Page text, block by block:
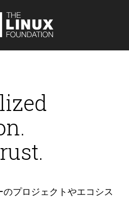
プロジェクトやエコシス